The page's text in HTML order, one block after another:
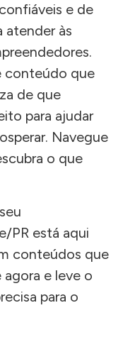
e de
atender às
conteúdo que
de que
para ajudar
Navegue
o que
PR está aqui
conteúdos que
e leve o
para o